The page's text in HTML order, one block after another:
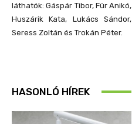
láthatók: Gáspár Tibor, Für Anikó,
Huszárik Kata, Lukács Sándor,
Seress Zoltán és Trokán Péter.
HASONLÓ HÍREK